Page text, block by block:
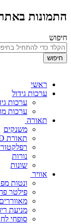
התמונות
חיפוש
חיפוש
ראשי
ערכות גידול
ערכות
ערכות
תאורה
משנקים
תאורת LED
נורות
שונות
אוויר
ונטות
פילטר
מאווררים
מניעת
סופחי